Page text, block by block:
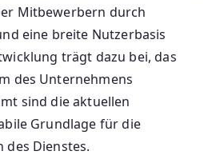
Mitbewerbern durch
eine breite Nutzerbasis
trägt dazu bei, das
des Unternehmens
sind die aktuellen
Grundlage für die
des Dienstes.